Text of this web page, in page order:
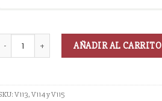
AÑADIR AL CARRITO
V113, V114 y V115